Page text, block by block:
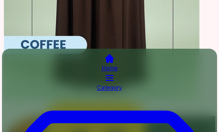
Home
Category